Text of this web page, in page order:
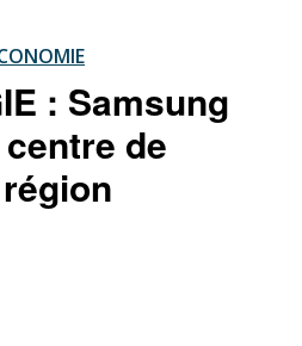
: Samsung
de